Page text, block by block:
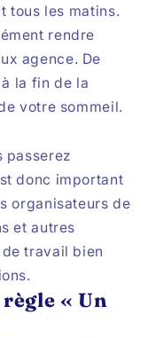
tous les matins.
rendre
agence. De
la fin de la
votre sommeil.
passerez
donc important
organisateurs de
et autres
travail bien
« Un